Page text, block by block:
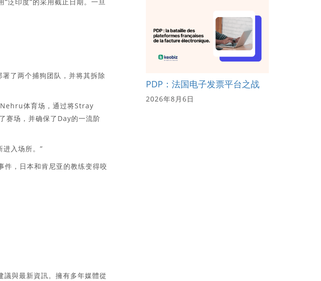
了两个捕狗团队，并将其拆除
体育场，通过将Stray
赛场，并确保了Day的一流阶
入场所。”
，日本和肯尼亚的教练变得咬
與最新資訊。擁有多年媒體從
PDP：法国电子发票平台之战
2026年8月6日